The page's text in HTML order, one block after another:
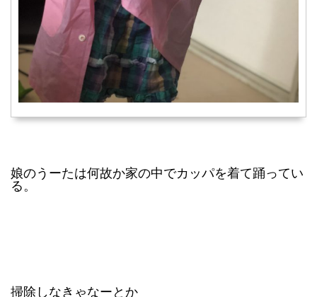
娘のうーたは何故か家の中でカッパを着て踊ってい
る。
掃除しなきゃなーとか